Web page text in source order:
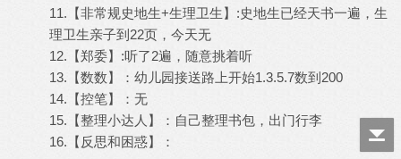
11.【非常规史地生+生理卫生】:史地生已经天书一遍，生
理卫生亲子到22页，今天无
12.【郑委】:听了2遍，随意挑着听
13.【数数】：幼儿园接送路上开始1.3.5.7数到200
14.【控笔】：无
15.【整理小达人】：自己整理书包，出门行李
16.【反思和困惑】：